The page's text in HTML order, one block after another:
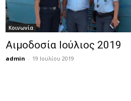
Κοινωνία
Αιμοδοσία Ιούλιος 2019
admin - 19 Ιουλίου 2019